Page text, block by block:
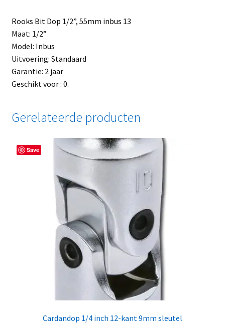
Rooks Bit Dop 1/2”, 55mm inbus 13
Maat: 1/2”
Model: Inbus
Uitvoering: Standaard
Garantie: 2 jaar
Geschikt voor : 0.
Gerelateerde producten
Save
Cardandop 1/4 inch 12-kant 9mm sleutel